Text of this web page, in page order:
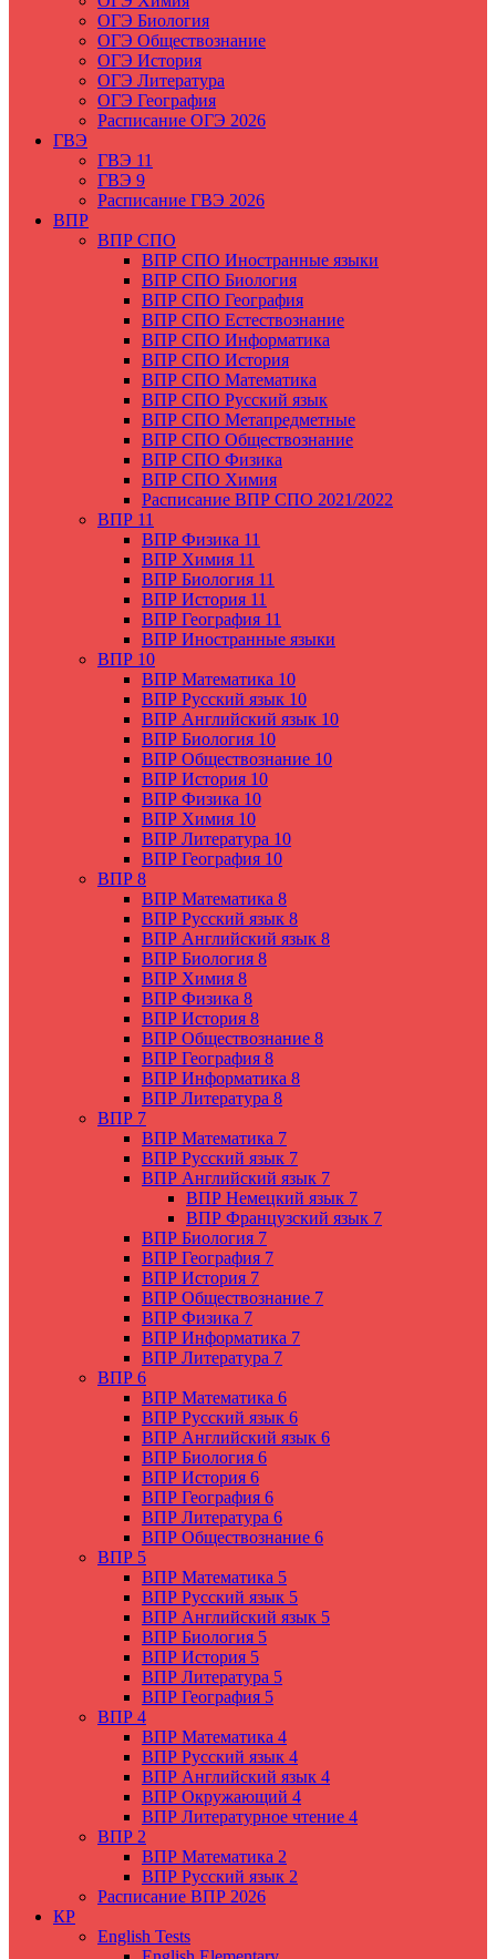
ОГЭ Биология
ОГЭ Обществознание
ОГЭ История
ОГЭ Литература
ОГЭ География
Расписание ОГЭ 2026
ГВЭ
ГВЭ 11
ГВЭ 9
Расписание ГВЭ 2026
ВПР
ВПР СПО
ВПР СПО Иностранные языки
ВПР СПО Биология
ВПР СПО География
ВПР СПО Естествознание
ВПР СПО Информатика
ВПР СПО История
ВПР СПО Математика
ВПР СПО Русский язык
ВПР СПО Метапредметные
ВПР СПО Обществознание
ВПР СПО Физика
ВПР СПО Химия
Расписание ВПР СПО 2021/2022
ВПР 11
ВПР Физика 11
ВПР Химия 11
ВПР Биология 11
ВПР История 11
ВПР География 11
ВПР Иностранные языки
ВПР 10
ВПР Математика 10
ВПР Русский язык 10
ВПР Английский язык 10
ВПР Биология 10
ВПР Обществознание 10
ВПР История 10
ВПР Физика 10
ВПР Химия 10
ВПР Литература 10
ВПР География 10
ВПР 8
ВПР Математика 8
ВПР Русский язык 8
ВПР Английский язык 8
ВПР Биология 8
ВПР Химия 8
ВПР Физика 8
ВПР История 8
ВПР Обществознание 8
ВПР География 8
ВПР Информатика 8
ВПР Литература 8
ВПР 7
ВПР Математика 7
ВПР Русский язык 7
ВПР Английский язык 7
ВПР Немецкий язык 7
ВПР Французский язык 7
ВПР Биология 7
ВПР География 7
ВПР История 7
ВПР Обществознание 7
ВПР Физика 7
ВПР Информатика 7
ВПР Литература 7
ВПР 6
ВПР Математика 6
ВПР Русский язык 6
ВПР Английский язык 6
ВПР Биология 6
ВПР История 6
ВПР География 6
ВПР Литература 6
ВПР Обществознание 6
ВПР 5
ВПР Математика 5
ВПР Русский язык 5
ВПР Английский язык 5
ВПР Биология 5
ВПР История 5
ВПР Литература 5
ВПР География 5
ВПР 4
ВПР Математика 4
ВПР Русский язык 4
ВПР Английский язык 4
ВПР Окружающий 4
ВПР Литературное чтение 4
ВПР 2
ВПР Математика 2
ВПР Русский язык 2
Расписание ВПР 2026
КР
English Tests